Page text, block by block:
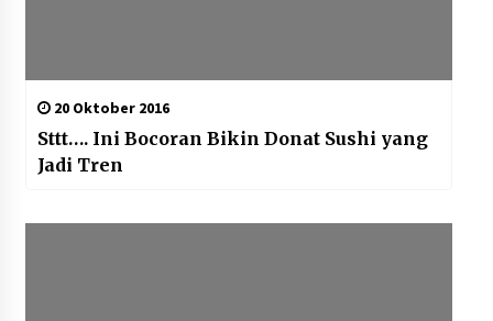
20 Oktober 2016
Sttt…. Ini Bocoran Bikin Donat Sushi yang
Jadi Tren